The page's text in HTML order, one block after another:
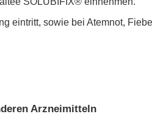
eintritt, sowie bei Atemnot,
Arzneimitteln